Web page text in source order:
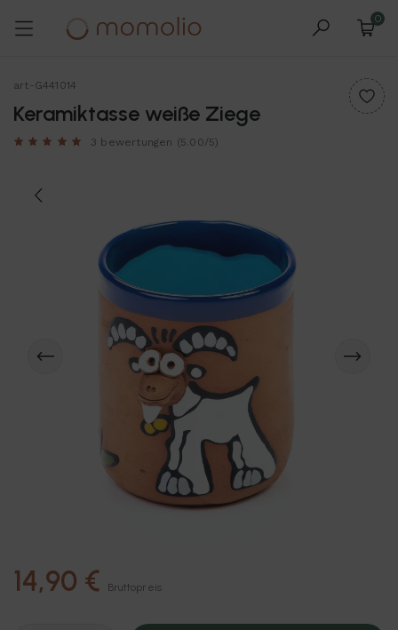
0
art-G441014
Keramiktasse weiße Ziege
3 bewertungen (5.00/5)
14,90 € Bruttopreis